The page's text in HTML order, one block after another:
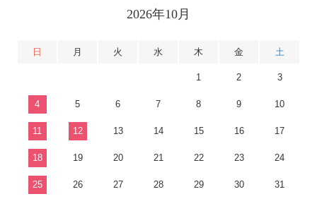
2026年10月
日 月 火 水 木 金 土
1 2 3
4 5 6 7 8 9 10
11 12 13 14 15 16 17
18 19 20 21 22 23 24
25 26 27 28 29 30 31